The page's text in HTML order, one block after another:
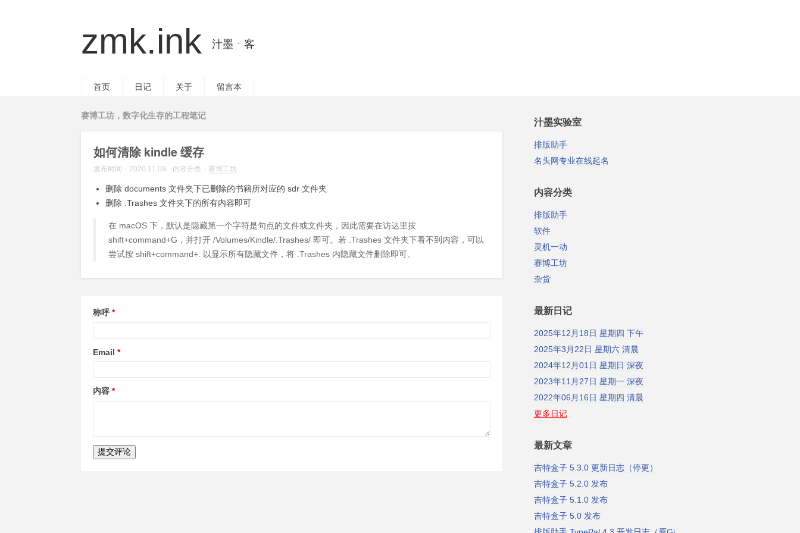
zmk.ink 汁墨ㆍ客
首页 日记 关于 留言本
赛博工坊，数字化生存的工程笔记
如何清除 kindle 缓存
发布时间： 2020.11.09 内容分类： 赛博工坊
删除 documents 文件夹下已删除的书籍所对应的 sdr 文件夹
删除 .Trashes 文件夹下的所有内容即可
在 macOS 下，默认是隐藏第一个字符是句点的文件或文件夹，因此需要在访达里按
shift+command+G，并打开 /Volumes/Kindle/.Trashes/ 即可。若 .Trashes 文件夹下看不到内容，可以
尝试按 shift+command+. 以显示所有隐藏文件，将 .Trashes 内隐藏文件删除即可。
称呼
Email
内容
提交评论
汁墨实验室
排版助手
名头网专业在线起名
内容分类
排版助手
软件
灵机一动
赛博工坊
杂货
最新日记
2025年12月18日 星期四 下午
2025年3月22日 星期六 清晨
2024年12月01日 星期日 深夜
2023年11月27日 星期一 深夜
2022年06月16日 星期四 清晨
更多日记
最新文章
吉特盒子 5.3.0 更新日志（停更）
吉特盒子 5.2.0 发布
吉特盒子 5.1.0 发布
吉特盒子 5.0 发布